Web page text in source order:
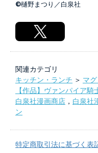
©樋野まつり／白泉社
関連カテゴリ
キッチン・ランチ ＞ マ
【作品】ヴァンパイア騎
白泉社漫画商店 ， 白泉社
ン
特定商取引法に基づく表